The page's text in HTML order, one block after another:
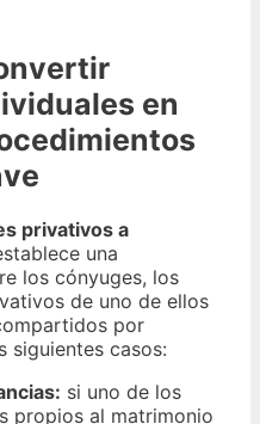
en
privativos a
una
los cónyuges, los
de uno de ellos
por
siguientes casos:
si uno de los
propios al matrimonio